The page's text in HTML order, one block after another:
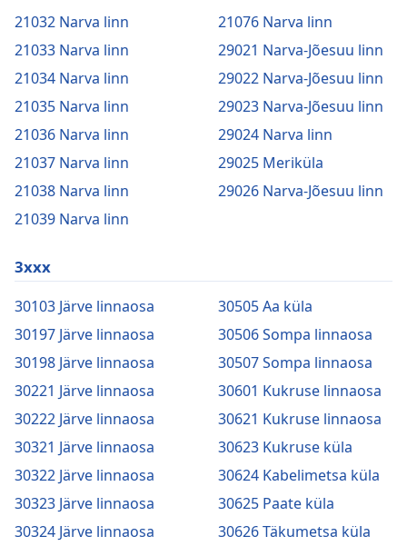
21032 Narva linn
21033 Narva linn
21034 Narva linn
21035 Narva linn
21036 Narva linn
21037 Narva linn
21038 Narva linn
21039 Narva linn
21076 Narva linn
29021 Narva-Jõesuu linn
29022 Narva-Jõesuu linn
29023 Narva-Jõesuu linn
29024 Narva linn
29025 Meriküla
29026 Narva-Jõesuu linn
3xxx
30103 Järve linnaosa
30197 Järve linnaosa
30198 Järve linnaosa
30221 Järve linnaosa
30222 Järve linnaosa
30321 Järve linnaosa
30322 Järve linnaosa
30323 Järve linnaosa
30324 Järve linnaosa
30505 Aa küla
30506 Sompa linnaosa
30507 Sompa linnaosa
30601 Kukruse linnaosa
30621 Kukruse linnaosa
30623 Kukruse küla
30624 Kabelimetsa küla
30625 Paate küla
30626 Täkumetsa küla